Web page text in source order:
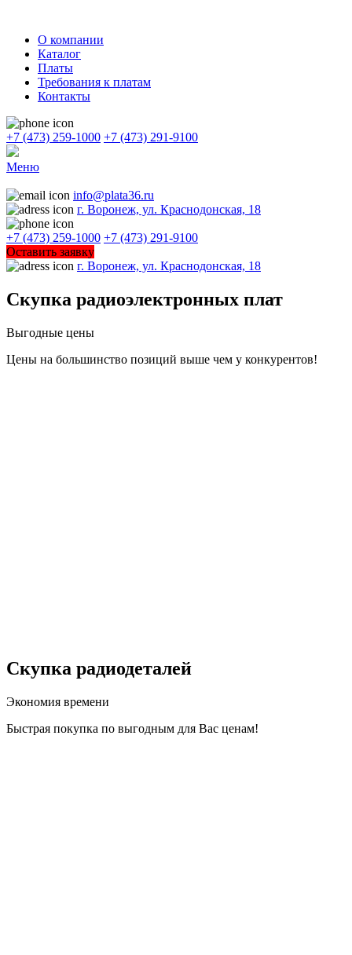
О компании
Каталог
Платы
Требования к платам
Контакты
+7 (473) 259-1000 +7 (473) 291-9100
Меню
info@plata36.ru
г. Воронеж, ул. Краснодонская, 18
+7 (473) 259-1000 +7 (473) 291-9100
Оставить заявку
г. Воронеж, ул. Краснодонская, 18
Скупка радиоэлектронных плат
Выгодные цены
Цены на большинство позиций выше чем у конкурентов!
Скупка радиодеталей
Экономия времени
Быстрая покупка по выгодным для Вас ценам!